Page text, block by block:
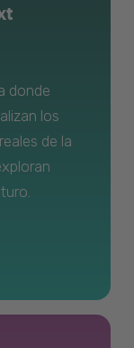
donde
los
de la